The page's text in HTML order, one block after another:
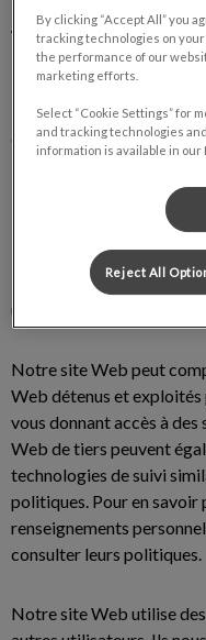
À propos de nous
Le présent site Web est
« VetStrategy », « nous »
entreprise enregistrée est
Bureau 201, Woodbridge
La présente politique
utilisation de notre site
Notre site Web peut
Web détenus et exploités
vous donnant accès à
Web de tiers peuvent
technologies de suivi
politiques. Pour en savoir
renseignements
consulter leurs politiques.
Notre site Web utilise
By clicking “Accept All” you
tracking technologies on
the performance of our
marketing efforts.
Select “Cookie Settings” for
and tracking technologies
information is available in our
Reject All